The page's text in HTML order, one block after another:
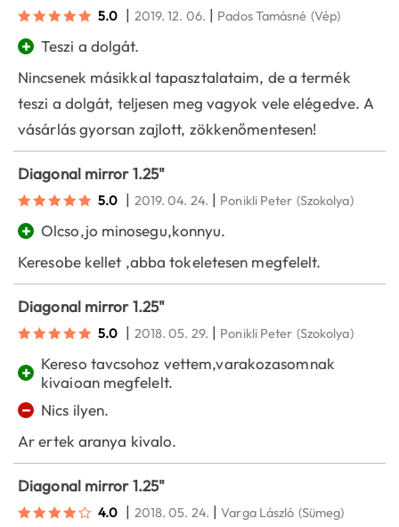
5.0 | 2019. 12. 06. | Pados Tamásné (Vép)
+ Teszi a dolgát.
Nincsenek másikkal tapasztalataim, de a termék
teszi a dolgát, teljesen meg vagyok vele elégedve. A
vásárlás gyorsan zajlott, zökkenőmentesen!
Diagonal mirror 1.25"
5.0 | 2019. 04. 24. | Ponikli Peter (Szokolya)
+ Olcso,jo minosegu,konnyu.
Keresobe kellet ,abba tokeletesen megfelelt.
Diagonal mirror 1.25"
5.0 | 2018. 05. 29. | Ponikli Peter (Szokolya)
+
Kereso tavcsohoz vettem,varakozasomnak
kivaioan megfelelt.
−
Nics ilyen.
Ar ertek aranya kivalo.
Diagonal mirror 1.25"
4.0 | 2018. 05. 24. |Varga László (Sümeg)